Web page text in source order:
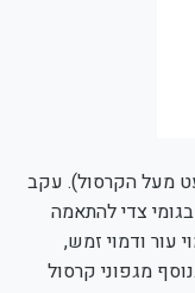
מעל הקרסול). עקב
בגומי צדי להתאמה
עור ודמוי זמש,
מגפוני קרסול